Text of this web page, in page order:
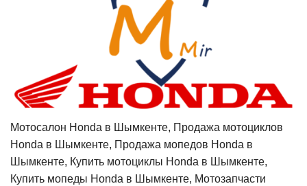
Мотосалон Honda в Шымкенте, Продажа мотоциклов
Honda в Шымкенте, Продажа мопедов Honda в
Шымкенте, Купить мотоциклы Honda в Шымкенте,
Купить мопеды Honda в Шымкенте, Мотозапчасти